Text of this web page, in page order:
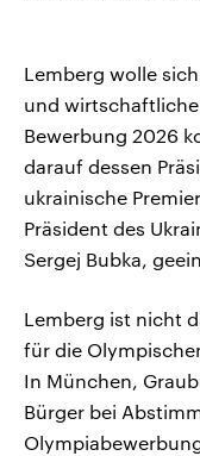
Lemberg wolle
und
Bewerbung 2026
darauf dessen
ukrainische
Präsident des
Sergej Bubka,
Lemberg ist nicht
für die
In München,
Bürger bei